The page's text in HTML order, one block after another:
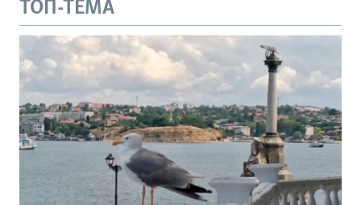
ТОП-ТЕМА